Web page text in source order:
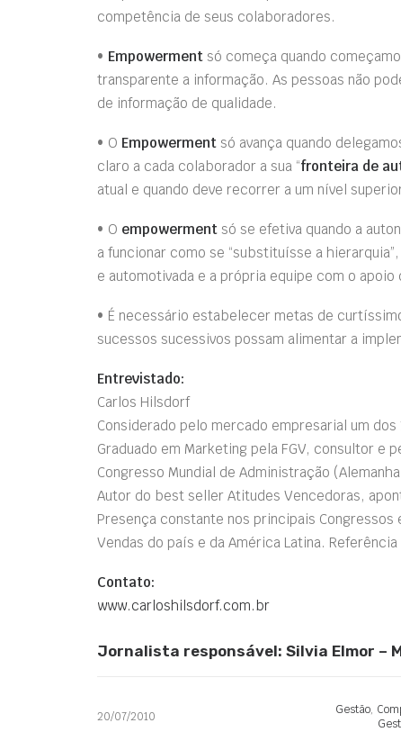
competência de seus colaboradores.
• Empowerment só começa quando
transparente a informação. As pessoas não
de informação de qualidade.
• O Empowerment só avança quando
claro a cada colaborador a sua “fronteira de
atual e quando deve recorrer a um nível
• O empowerment só se efetiva quando a
a funcionar como se “substituísse a
e automotivada e a própria equipe com o
• É necessário estabelecer metas de
sucessos sucessivos possam alimentar a
Entrevistado:
Carlos Hilsdorf
Considerado pelo mercado empresarial um
Graduado em Marketing pela FGV, consultor e
Congresso Mundial de Administração
Autor do best seller Atitudes Vencedoras,
Presença constante nos principais Congressos
Vendas do país e da América Latina.
Contato:
www.carloshilsdorf.com.br
Jornalista responsável: Silvia Elmor –
20/07/2010 Gestão,